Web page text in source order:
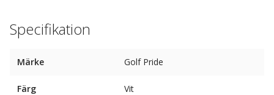
Specifikation
Märke Golf Pride
Färg Vit